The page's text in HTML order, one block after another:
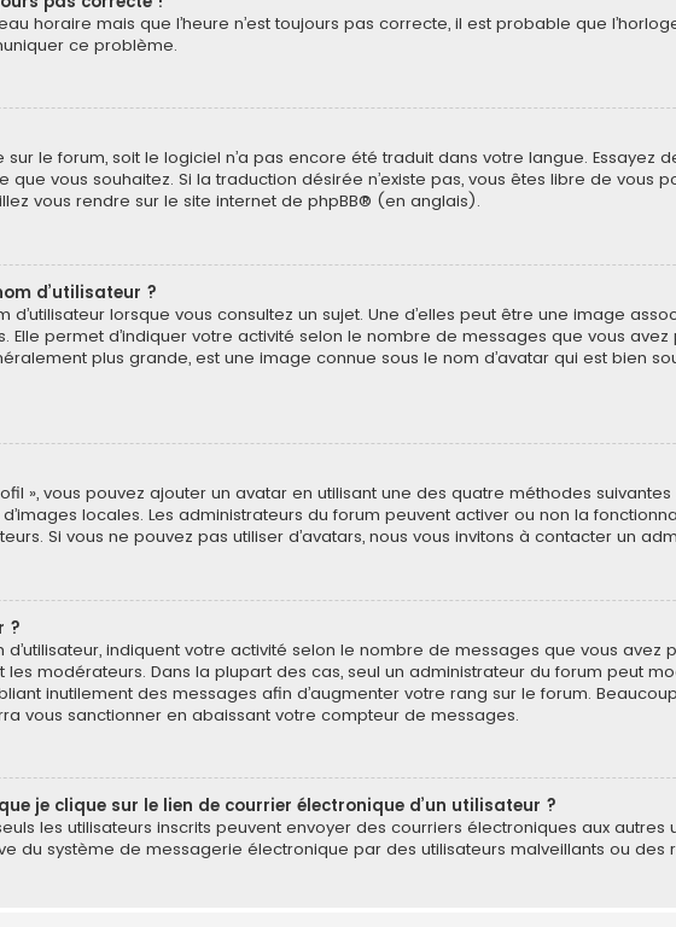
horaire mais que l’heure n’est toujours pas correcte, il est probable que
ce problème.
sur le forum, soit le logiciel n’a pas encore été traduit dans votre langue. Essayez
que vous souhaitez. Si la traduction désirée n’existe pas, vous êtes libre de vous
vous rendre sur le site internet de phpBB® (en anglais).
d’utilisateur ?
lorsque vous consultez un sujet. Une d’elles peut être une image
permet d’indiquer votre activité selon le nombre de messages que vous
plus grande, est une image connue sous le nom d’avatar qui est bien
», vous pouvez ajouter un avatar en utilisant une des quatre méthodes suivantes
locales. Les administrateurs du forum peuvent activer ou non la
Si vous ne pouvez pas utiliser d’avatars, nous vous invitons à contacter un
?
indiquent votre activité selon le nombre de messages que vous avez
modérateurs. Dans la plupart des cas, seul un administrateur du forum peut
inutilement des messages afin d’augmenter votre rang sur le forum.
vous sanctionner en abaissant votre compteur de messages.
je clique sur le lien de courrier électronique d’un utilisateur ?
les utilisateurs inscrits peuvent envoyer des courriers électroniques aux autres
du système de messagerie électronique par des utilisateurs malveillants ou des